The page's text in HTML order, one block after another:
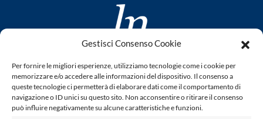
Gestisci Consenso Cookie
Per fornire le migliori esperienze, utilizziamo tecnologie come i cookie per
memorizzare e/o accedere alle informazioni del dispositivo. Il consenso a
queste tecnologie ci permetterà di elaborare dati come il comportamento di
navigazione o ID unici su questo sito. Non acconsentire o ritirare il consenso
può influire negativamente su alcune caratteristiche e funzioni.
www.laletteraturaenoi.it
fondato da Romano Luperini
Questo blog non rappresenta una testata giornalistica in
quanto viene aggiornato senza alcuna periodicità. Non può